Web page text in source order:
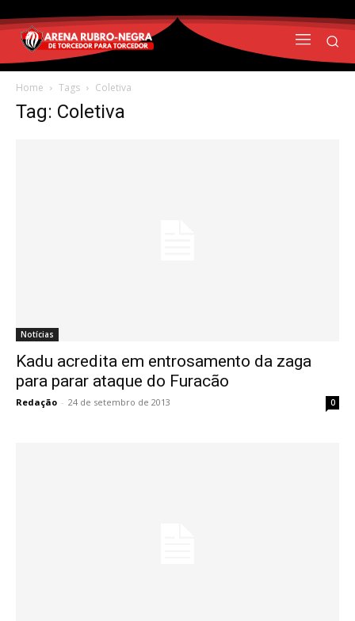
Home Tags Coletiva
Tag: Coletiva
Notícias
Kadu acredita em entrosamento da zaga
para parar ataque do Furacão
Redação - 24 de setembro de 2013 0